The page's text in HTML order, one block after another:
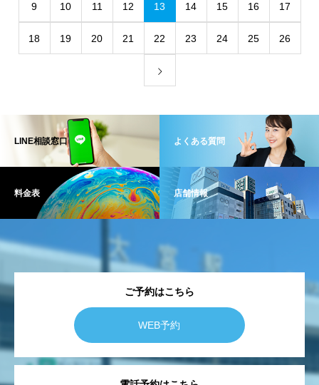
9 10 11 12 13 14 15 16 17
18 19 20 21 22 23 24 25 26
LINE相談窓口 よくある質問
料金表 店舗情報
ご予約はこちら
WEB予約